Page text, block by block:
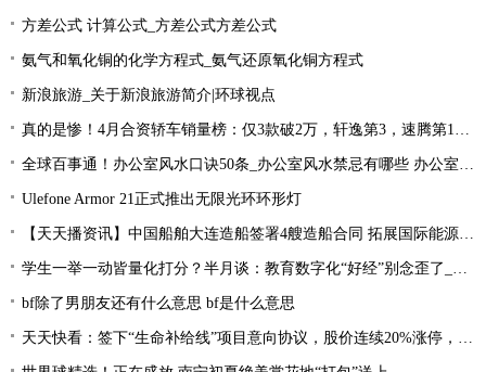
方差公式 计算公式_方差公式方差公式
氨气和氧化铜的化学方程式_氨气还原氧化铜方程式
新浪旅游_关于新浪旅游简介|环球视点
真的是惨！4月合资轿车销量榜：仅3款破2万，轩逸第3，速腾第16！
全球百事通！办公室风水口诀50条_办公室风水禁忌有哪些 办公室风水禁忌大全
Ulefone Armor 21正式推出无限光环环形灯
【天天播资讯】中国船舶大连造船签署4艘造船合同 拓展国际能源运输领域合作
学生一举一动皆量化打分？半月谈：教育数字化“好经”别念歪了_环球今亮点
bf除了男朋友还有什么意思 bf是什么意思
天天快看：签下“生命补给线”项目意向协议，股价连续20%涨停，这家公司获机构扎堆关注